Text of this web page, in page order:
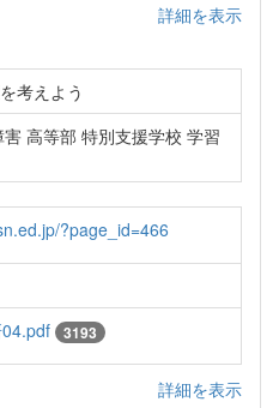
詳細を表示
考えよう
高等部 特別支援学校 学習
?page_id=466
3193
詳細を表示